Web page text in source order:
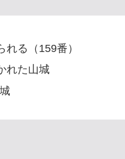
る（159番）
れた山城